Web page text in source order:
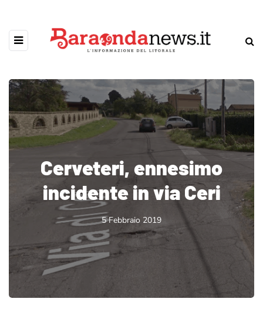
Cerveteri, ennesimo
incidente in via Ceri
5 Febbraio 2019